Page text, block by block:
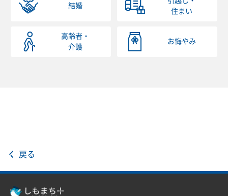
結婚
住まい
高齢者・
介護
お悔やみ
戻る